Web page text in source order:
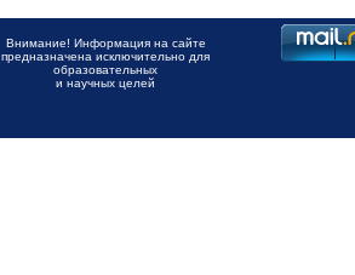
Внимание! Информация на сайте
предназначена исключительно для
образовательных
и научных целей